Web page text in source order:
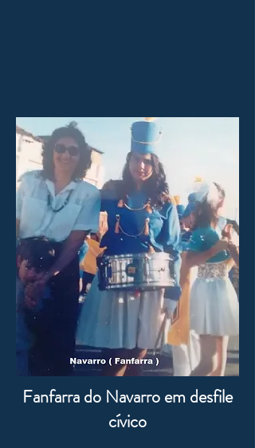
Fanfarra do Navarro em desfile
cívico